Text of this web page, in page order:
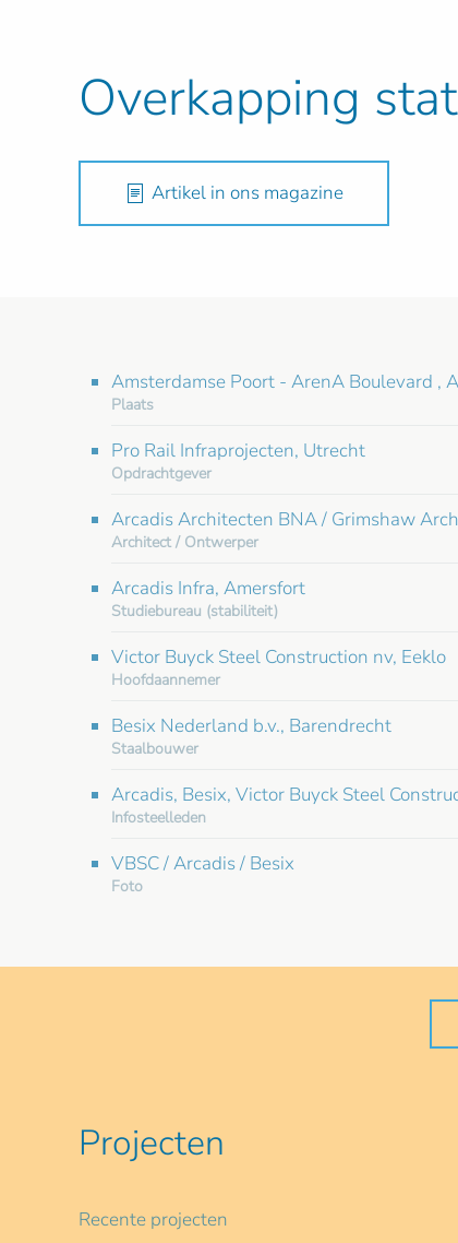
Overkapping
Artikel in ons magazine
Amsterdamse Poort - ArenA Boulevard ,
Plaats
Pro Rail Infraprojecten, Utrecht
Opdrachtgever
Arcadis Architecten BNA / Grimshaw
Architect / Ontwerper
Arcadis Infra, Amersfort
Studiebureau (stabiliteit)
Victor Buyck Steel Construction nv, Eeklo
Hoofdaannemer
Besix Nederland b.v., Barendrecht
Staalbouwer
Arcadis, Besix, Victor Buyck Steel
Infosteelleden
VBSC / Arcadis / Besix
Foto
Projecten
Recente projecten